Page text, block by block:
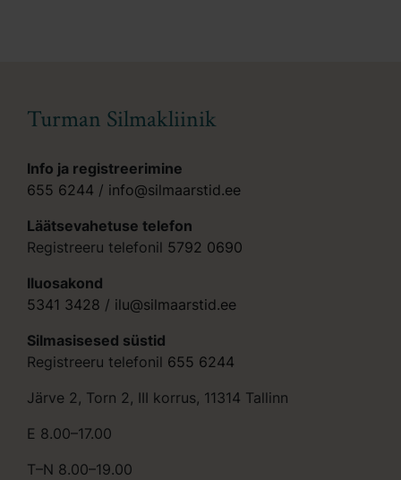
Turman Silmakliinik
Info ja registreerimine
655 6244 / info@silmaarstid.ee
Läätsevahetuse telefon
Registreeru telefonil 5792 0690
Iluosakond
5341 3428 / ilu@silmaarstid.ee
Silmasisesed süstid
Registreeru telefonil 655 6244
Järve 2, Torn 2, III korrus, 11314 Tallinn
E 8.00–17.00
T–N 8.00–19.00